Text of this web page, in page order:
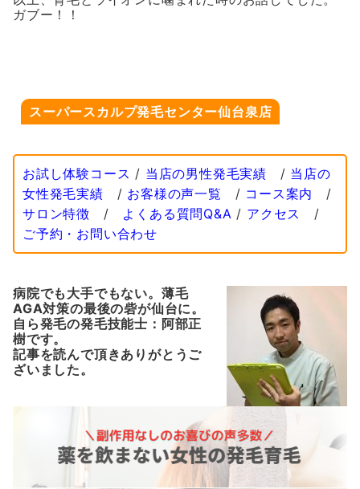
ガブー！！
スーパースカルプ発毛センター仙台泉店
お試し体験コース / 当店の男性発毛実績 / 当店の
女性発毛実績 / お客様の声一覧 / コース案内
/
サロン特徴 / よくある質問Q&A / アクセス
/
ご予約・お問い合わせ
病院でも大手でもない。薄毛
AGA対策の最後の砦が仙台に。
自ら発毛の発毛技能士：阿部正
樹です。
記事を読んで頂きありがとうご
ざいました。